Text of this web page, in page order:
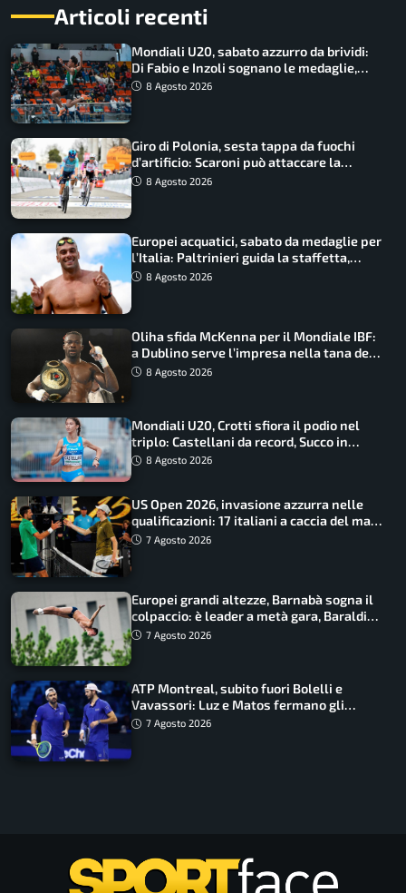
Articoli recenti
Mondiali U20, sabato azzurro da brividi:
Di Fabio e Inzoli sognano le medaglie,
Castellani e Succo in finale
8 Agosto 2026
Giro di Polonia, sesta tappa da fuochi
d’artificio: Scaroni può attaccare la
maglia di Lemmen
8 Agosto 2026
Europei acquatici, sabato da medaglie per
l’Italia: Paltrinieri guida la staffetta,
Barnabà sogna l’oro dalle grandi altezze
8 Agosto 2026
Oliha sfida McKenna per il Mondiale IBF:
a Dublino serve l’impresa nella tana del
lupo8 Agosto 2026
Mondiali U20, Crotti sfiora il podio nel
triplo: Castellani da record, Succo in
finale
8 Agosto 2026
US Open 2026, invasione azzurra nelle
qualificazioni: 17 italiani a caccia del main
draw7 Agosto 2026
Europei grandi altezze, Barnabà sogna il
colpaccio: è leader a metà gara, Baraldi
ancora in corsa
7 Agosto 2026
ATP Montreal, subito fuori Bolelli e
Vavassori: Luz e Matos fermano gli
azzurri
7 Agosto 2026